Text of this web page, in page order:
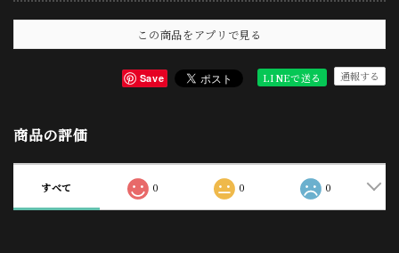
この商品をアプリで見る
Save LINEで送る 通報する
商品の評価
すべて 0 0 0